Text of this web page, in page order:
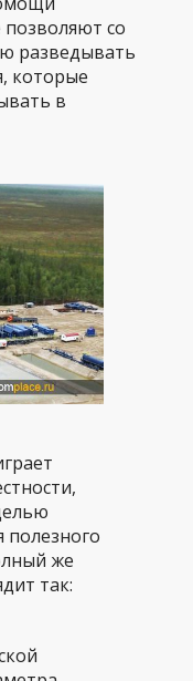
со
разведывать
которые
в
полезного
же
так: